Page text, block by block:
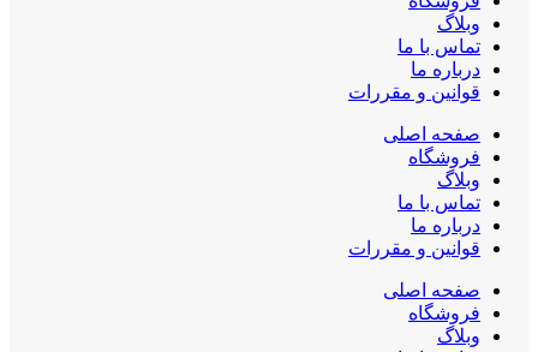
وبلاگ
تماس با ما
درباره ما
قوانین و مقررات
صفحه اصلی
فروشگاه
وبلاگ
تماس با ما
درباره ما
قوانین و مقررات
صفحه اصلی
فروشگاه
وبلاگ